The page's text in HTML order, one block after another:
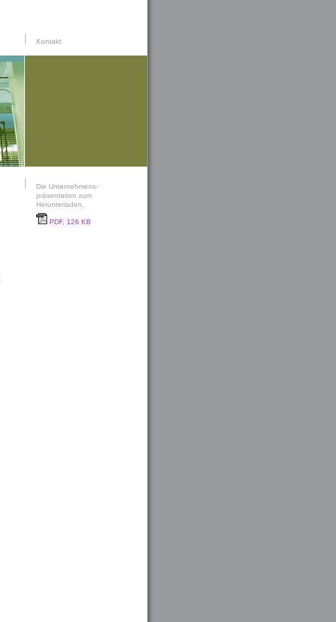
Kontakt
Die Unternehmens-
präsentation zum
Herunterladen.
PDF, 126 KB